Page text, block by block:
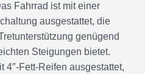
Fahrrad ist mit einer
ausgestattet, die
genügend
Steigungen bietet.
4″-Fett-Reifen ausgestattet,